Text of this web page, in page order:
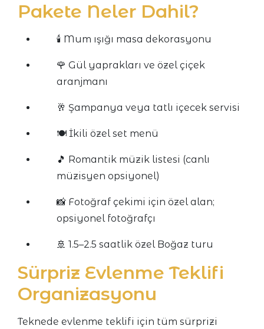
Pakete Neler Dahil?
🕯️ Mum ışığı masa dekorasyonu
🌹 Gül yaprakları ve özel çiçek
aranjmanı
🥂 Şampanya veya tatlı içecek servisi
🍽️ İkili özel set menü
🎵 Romantik müzik listesi (canlı
müzisyen opsiyonel)
📸 Fotoğraf çekimi için özel alan;
opsiyonel fotoğrafçı
🚢 1.5–2.5 saatlik özel Boğaz turu
Sürpriz Evlenme Teklifi
Organizasyonu
Teknede evlenme teklifi için tüm sürprizi